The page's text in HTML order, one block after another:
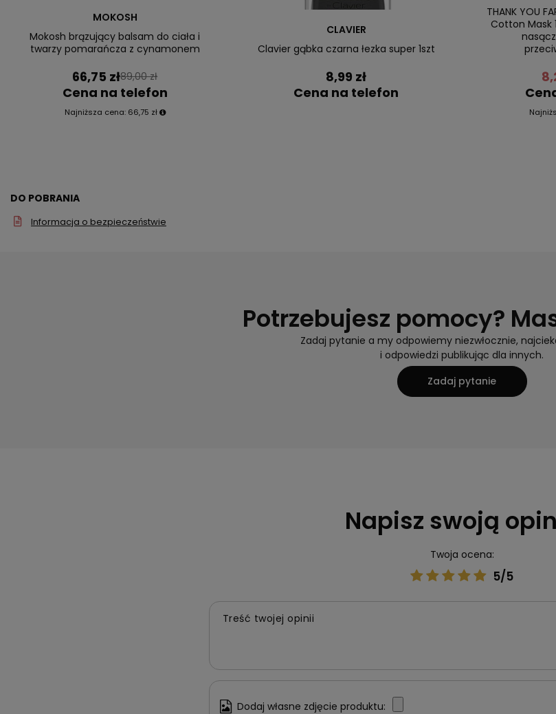
MOKOSH
Mokosh brązujący balsam do ciała i
twarzy pomarańcza z cynamonem
66,75 zł89,00 zł
Cena na telefon
Najniższa cena: 66,75 zł
CLAVIER
Clavier gąbka czarna łezka super 1szt
8,99 zł
Cena na telefon
THANK YOU
Cotton Mask
DO POBRANIA
Informacja o bezpieczeństwie
Potrzebujesz pomocy?
Zadaj pytanie a my odpowiemy niezwłocznie,
i odpowiedzi publikując dla innych.
Zadaj pytanie
Napisz swoją
Twoja ocena:
5/5
Treść twojej opinii
Dodaj własne zdjęcie produktu: